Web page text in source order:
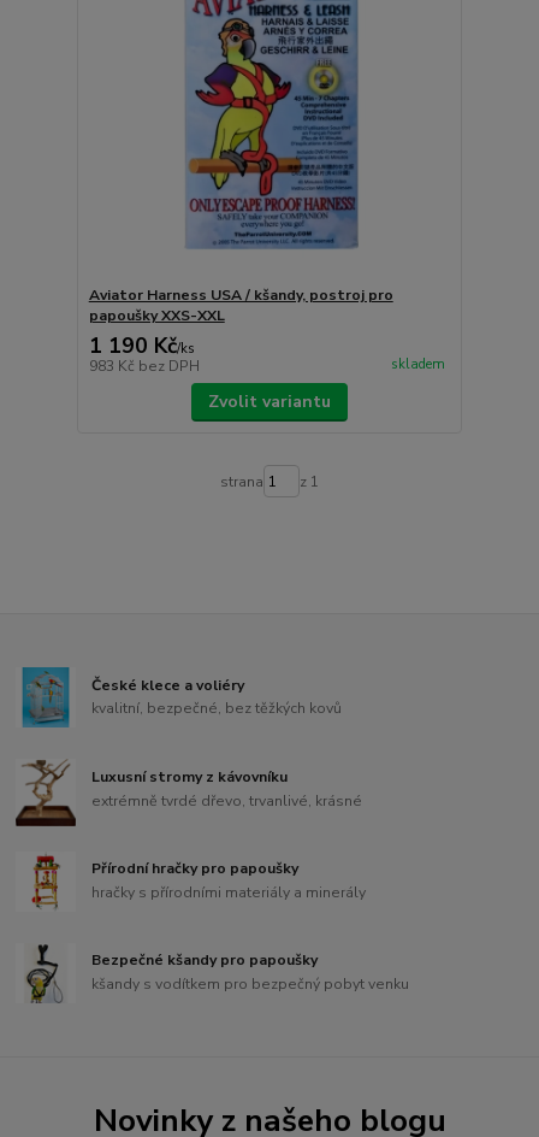
Aviator Harness USA / kšandy, postroj pro
papoušky XXS-XXL
1 190 Kč/ks
983 Kč bez DPH skladem
Zvolit variantu
strana z 1
České klece a voliéry
kvalitní, bezpečné, bez těžkých kovů
Luxusní stromy z kávovníku
extrémně tvrdé dřevo, trvanlivé, krásné
Přírodní hračky pro papoušky
hračky s přírodními materiály a minerály
Bezpečné kšandy pro papoušky
kšandy s vodítkem pro bezpečný pobyt venku
Novinky z našeho blogu